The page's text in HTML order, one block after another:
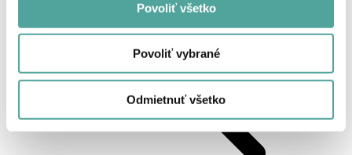
Povoliť všetko
Povoliť vybrané
Odmietnuť všetko